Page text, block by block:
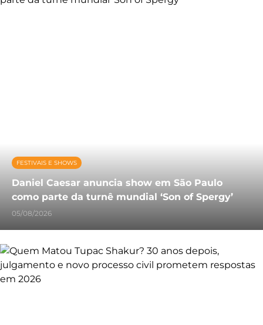
FESTIVAIS E SHOWS
Daniel Caesar anuncia show em São Paulo
como parte da turnê mundial ‘Son of Spergy’
05/08/2026